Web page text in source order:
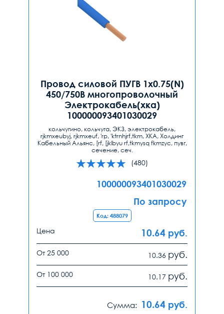
Провод силовой ПУГВ 1х0.75(N)
450/750В многопроволочный
Электрокабель(хка)
100000093401030029
кольчугино, кольчуга, ЭКЗ, электрокабель,
rjkmxeubyj, rjkmxeuf, 'rp, 'ktrnhjrf,tkm, ХКА, Холдинг
Кабельный Альянс, [rf, [jklbyu rf,tkmysq fkmzyc, пувг,
сечение, сеч.
(480)
100000093401030029
По запросу
Код: 488079
Цена 10.64 руб.
От 25 000 10.36 руб.
От 100 000 10.17 руб.
Сумма: 10.64 руб.